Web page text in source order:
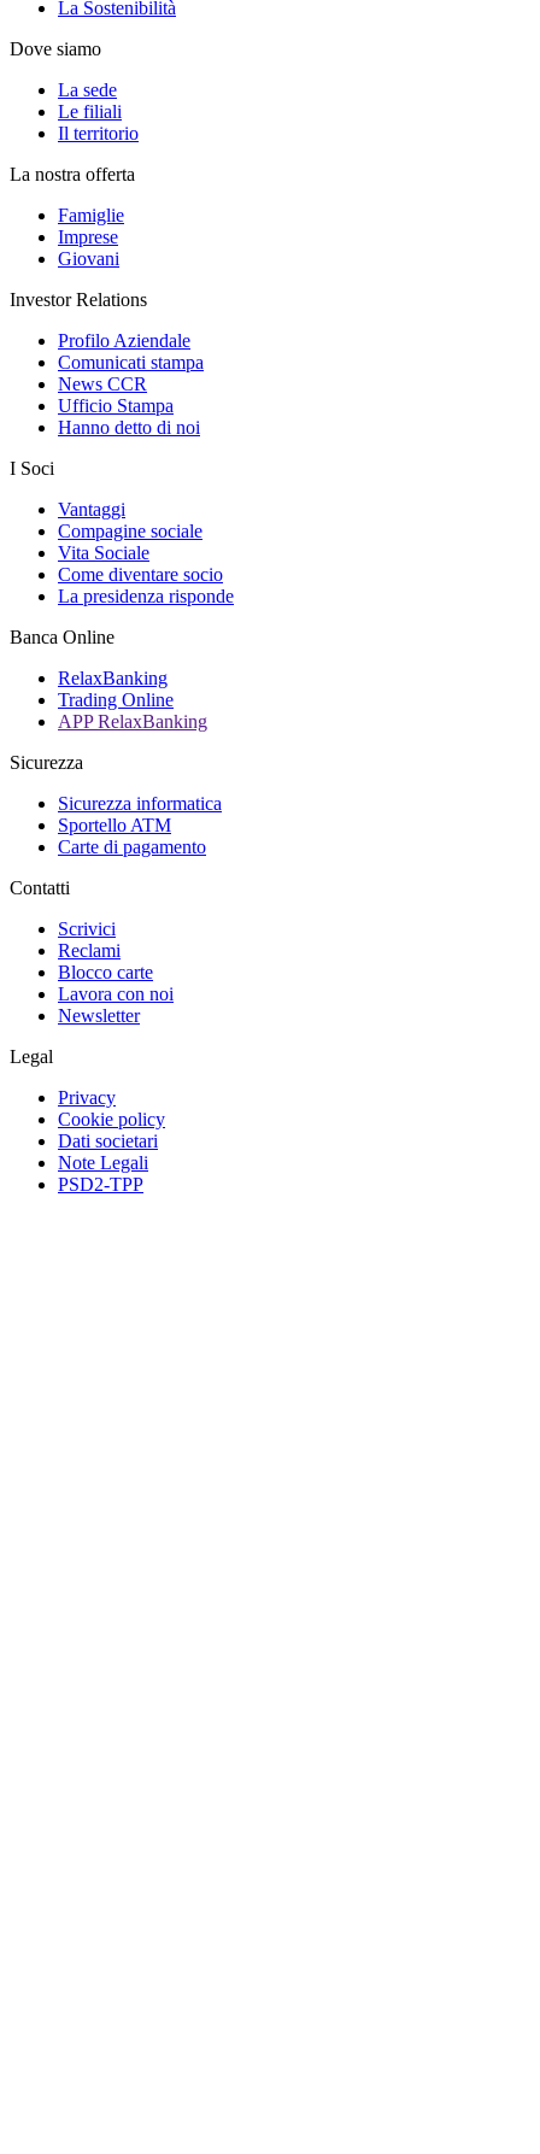
La Sostenibilità
Dove siamo
La sede
Le filiali
Il territorio
La nostra offerta
Famiglie
Imprese
Giovani
Investor Relations
Profilo Aziendale
Comunicati stampa
News CCR
Ufficio Stampa
Hanno detto di noi
I Soci
Vantaggi
Compagine sociale
Vita Sociale
Come diventare socio
La presidenza risponde
Banca Online
RelaxBanking
Trading Online
APP RelaxBanking
Sicurezza
Sicurezza informatica
Sportello ATM
Carte di pagamento
Contatti
Scrivici
Reclami
Blocco carte
Lavora con noi
Newsletter
Legal
Privacy
Cookie policy
Dati societari
Note Legali
PSD2-TPP